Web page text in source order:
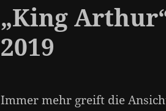
„King
2019
Immer mehr greift die